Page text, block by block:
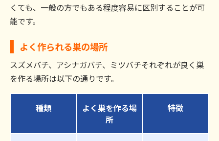
くても、一般の方でもある程度容易に区別することが可
能です。
よく作られる巣の場所
スズメバチ、アシナガバチ、ミツバチそれぞれが良く巣
を作る場所は以下の通りです。
種類
よく巣を作る場
所
特徴